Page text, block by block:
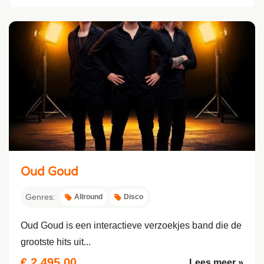
Oud Goud
Genres: Allround Disco
Oud Goud is een interactieve verzoekjes band die de
grootste hits uit...